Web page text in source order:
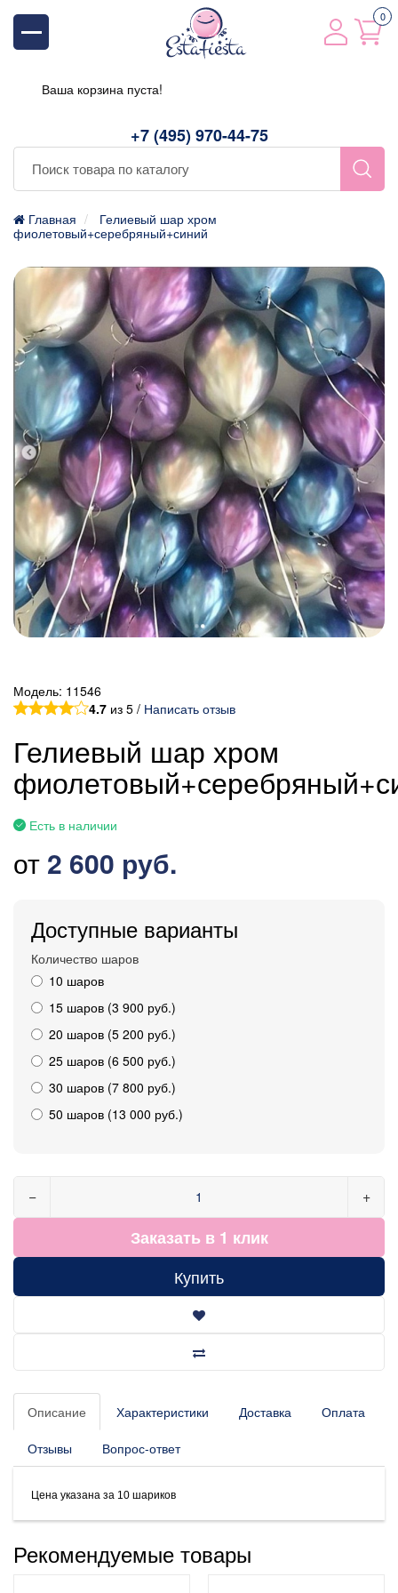
+7 (495) 970-44-75
0
Ваша корзина пуста!
Главная
Гелиевый шар хром
фиолетовый+серебряный+синий
Модель: 11546
4.7 из 5 / Написать отзыв
Гелиевый шар хром
Есть в наличии
от 2 600 руб.
Доступные варианты
Количество шаров
10 шаров
15 шаров (3 900 руб.)
20 шаров (5 200 руб.)
25 шаров (6 500 руб.)
30 шаров (7 800 руб.)
50 шаров (13 000 руб.)
− +
Заказать в 1 клик
Купить
Описание Характеристики Доставка Оплата
Отзывы Вопрос-ответ
Цена указана за 10 шариков
Рекомендуемые товары